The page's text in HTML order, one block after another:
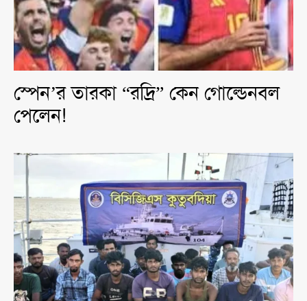
স্পেন’র তারকা “রদ্রি” কেন গোল্ডেনবল
পেলেন!